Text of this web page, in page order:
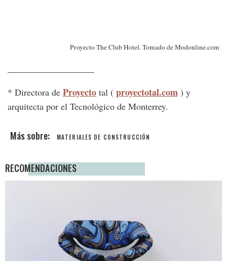
Proyecto The Club Hotel. Tomado de Modonline.com
* Directora de Proyecto tal ( proyectotal.com ) y
arquitecta por el Tecnológico de Monterrey.
MATERIALES DE CONSTRUCCIÓN
RECOMENDACIONES